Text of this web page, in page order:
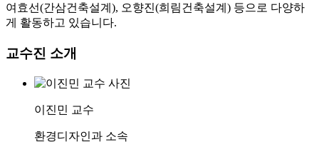
여효선(간삼건축설계), 오향진(희림건축설계) 등으로 다양하
게 활동하고 있습니다.
교수진 소개
이진민 교수
환경디자인과 소속